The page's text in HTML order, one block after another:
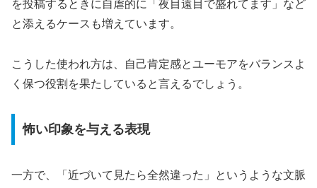
を投稿するときに自虐的に「夜目遠目で盛れてます」など
と添えるケースも増えています。
こうした使われ方は、自己肯定感とユーモアをバランスよ
く保つ役割を果たしていると言えるでしょう。
怖い印象を与える表現
一方で、「近づいて見たら全然違った」というような文脈